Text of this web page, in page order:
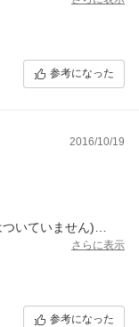
参考になった
2016/10/19
いていません)
さらに表示
参考になった